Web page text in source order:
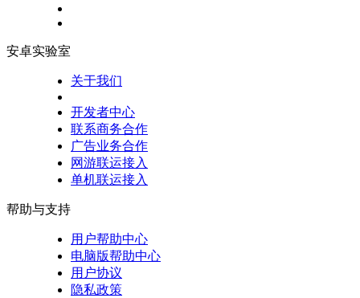
安卓实验室
关于我们
开发者中心
联系商务合作
广告业务合作
网游联运接入
单机联运接入
帮助与支持
用户帮助中心
电脑版帮助中心
用户协议
隐私政策